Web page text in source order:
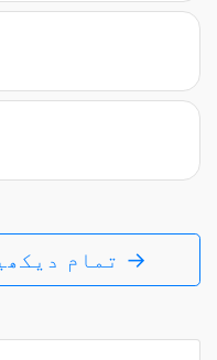
تمام دیکھیں تصویری کنورٹرز →